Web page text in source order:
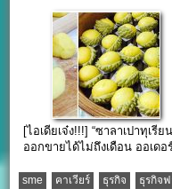
[ไอเดียเจ๋ง!!!] “ซาลาเปาทุเรีย
ออกขายได้ไม่ถึงเดือน ออเดอ
sme คาเวียร์ ธุรกิจ ธุรกิจ